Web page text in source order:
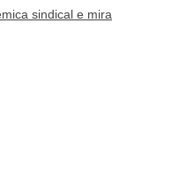
sindical e mira